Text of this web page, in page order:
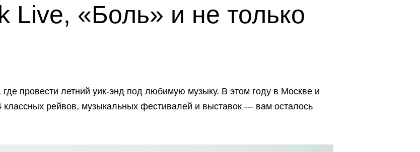
«Боль» и не только
провести летний уик-энд под любимую музыку. В этом году в Москве и
классных рейвов, музыкальных фестивалей и выставок — вам осталось